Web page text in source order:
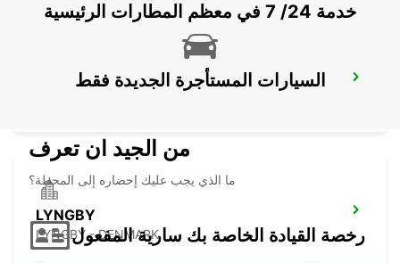
LANDSKRONA
LYNGBY
LYNGBY - DENMARK
خدمة 24/ 7 في معظم المطارات الرئيسية
السيارات المستأجرة الجديدة فقط
من الجيد ان تعرف
ما الذي يجب عليك إحضاره إلى المحطة؟
رخصة القيادة الخاصة بك سارية المفعول